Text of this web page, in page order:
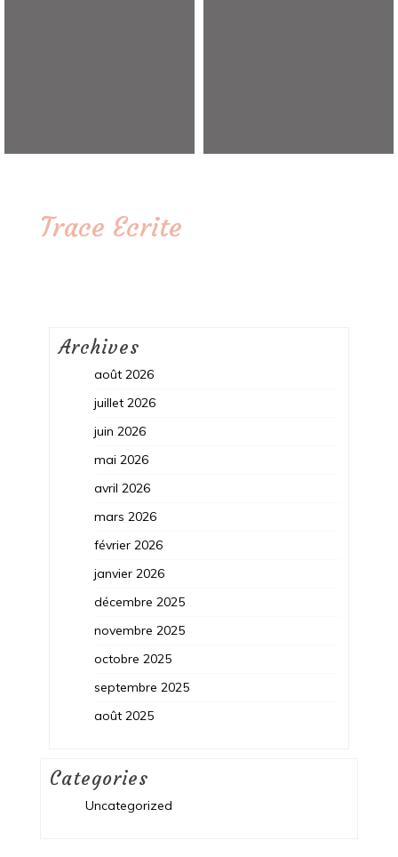
Trace Ecrite
Archives
août 2026
juillet 2026
juin 2026
mai 2026
avril 2026
mars 2026
février 2026
janvier 2026
décembre 2025
novembre 2025
octobre 2025
septembre 2025
août 2025
Categories
Uncategorized